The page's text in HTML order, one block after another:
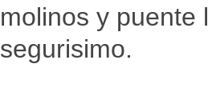
molinos y puente
segurisimo.